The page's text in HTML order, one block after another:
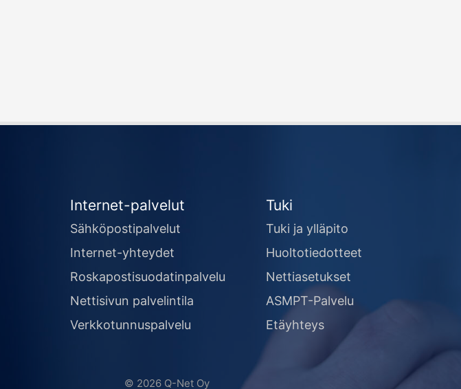
Internet-palvelut
Sähköpostipalvelut
Internet-yhteydet
Roskapostisuodatinpalvelu
Nettisivun palvelintila
Verkkotunnuspalvelu
© 2026 Q-Net Oy
Tuki
Tuki ja ylläpito
Huoltotiedotteet
Nettiasetukset
ASMPT-Palvelu
Etäyhteys